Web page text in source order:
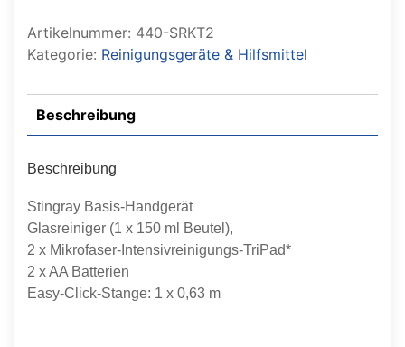
Artikelnummer: 440-SRKT2
Kategorie: Reinigungsgeräte & Hilfsmittel
Beschreibung
Beschreibung
Stingray Basis-Handgerät
Glasreiniger (1 x 150 ml Beutel),
2 x Mikrofaser-Intensivreinigungs-TriPad*
2 x AA Batterien
Easy-Click-Stange: 1 x 0,63 m